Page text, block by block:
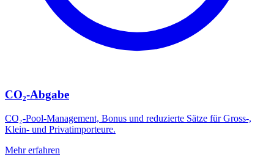
CO₂-Abgabe
CO₂-Pool-Management, Bonus und reduzierte Sätze für Gross-,
Klein- und Privatimporteure.
Mehr erfahren